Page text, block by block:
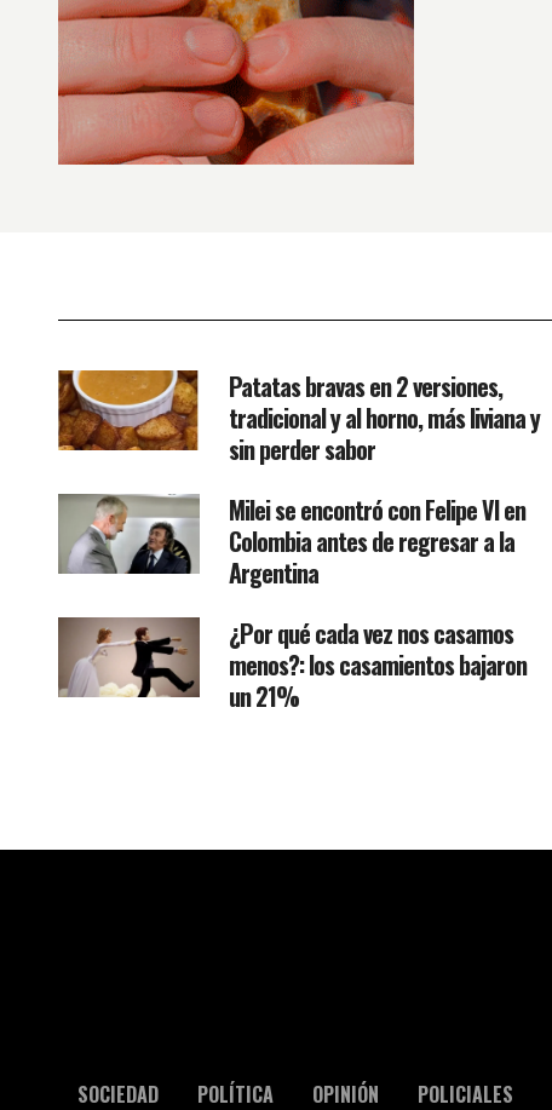
Patatas bravas en 2 versiones,
tradicional y al horno, más liviana y
sin perder sabor
Milei se encontró con Felipe VI en
Colombia antes de regresar a la
Argentina
¿Por qué cada vez nos casamos
menos?: los casamientos bajaron
un 21%
SOCIEDAD POLÍTICA OPINIÓN POLICIALES